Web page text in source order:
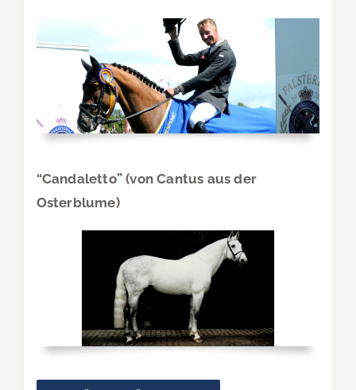
“Candaletto” (von Cantus aus der
Osterblume)